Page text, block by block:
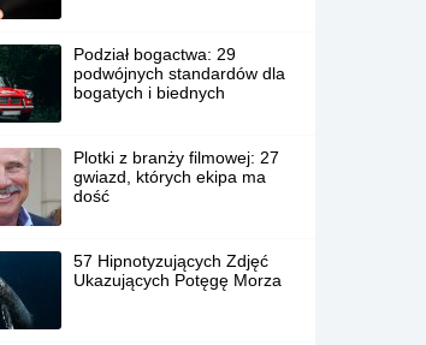
Podział bogactwa: 29
podwójnych standardów dla
bogatych i biednych
Plotki z branży filmowej: 27
gwiazd, których ekipa ma
dość
57 Hipnotyzujących Zdjęć
Ukazujących Potęgę Morza